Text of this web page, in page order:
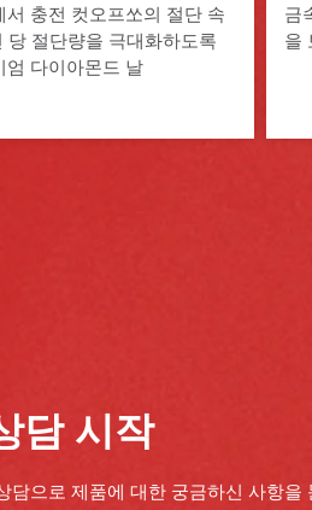
서 충전 컷오프쏘의 절단 속
당 절단량을 극대화하도록
엄 다이아몬드 날
금
을
담 시작
담으로 제품에 대한 궁금하신 사항을